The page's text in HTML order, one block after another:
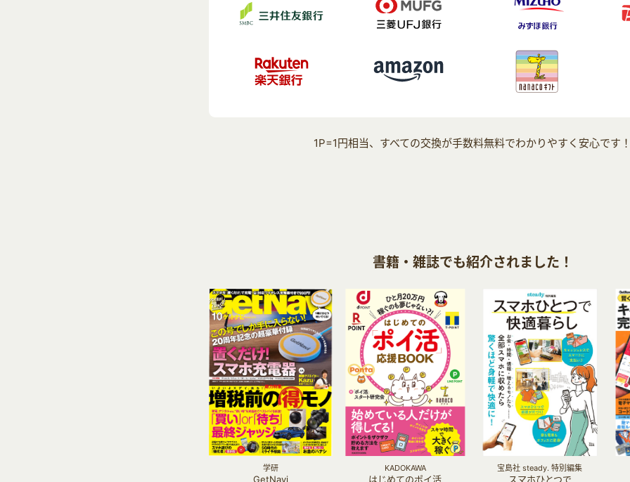
1P=1円相当、すべての交換が手数料無料でわかりやすく安心です
書籍・雑誌でも紹介されました！
学研
GetNavi
KADOKAWA
はじめてのポイ活
宝島社 steady. 特別編集
スマホひとつで